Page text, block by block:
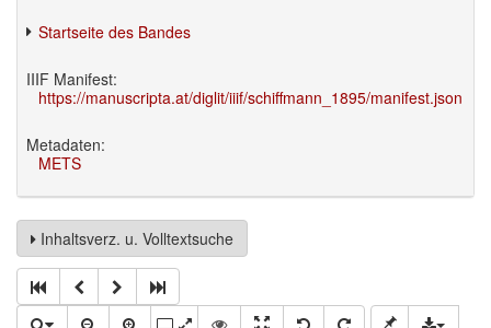
Startseite des Bandes
IIIF Manifest:
https://manuscripta.at/diglit/iiif/schiffmann_1895/manifest.json
Metadaten:
METS
Inhaltsverz. u. Volltextsuche